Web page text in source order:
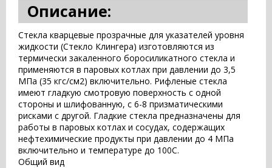
Описание:
Стекла кварцевые прозрачные для указателей уровня
жидкости (Стекло Клингера) изготовляются из
термически закаленного боросиликатного стекла и
применяются в паровых котлах при давлении до 3,5
МПа (35 кгс/см2) включительно. Рифленые стекла
имеют гладкую смотровую поверхность с одной
стороны и шлифованную, с 6-8 призматическими
рисками с другой. Гладкие стекла предназначены для
работы в паровых котлах и сосудах, содержащих
нефтехимические продукты при давлении до 4 МПа
включительно и температуре до 100С.
Общий вид